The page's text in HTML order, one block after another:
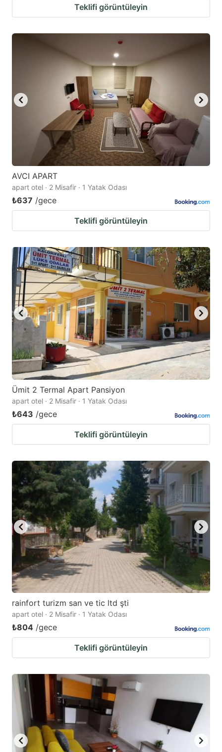
Teklifi görüntüleyin
AVCI APART
apart otel · 2 Misafir · 1 Yatak Odası
₺637 /gece
Teklifi görüntüleyin
Ümit 2 Termal Apart Pansiyon
apart otel · 2 Misafir · 1 Yatak Odası
₺643 /gece
Teklifi görüntüleyin
rainfort turizm san ve tic ltd şti
apart otel · 2 Misafir · 1 Yatak Odası
₺804 /gece
Teklifi görüntüleyin